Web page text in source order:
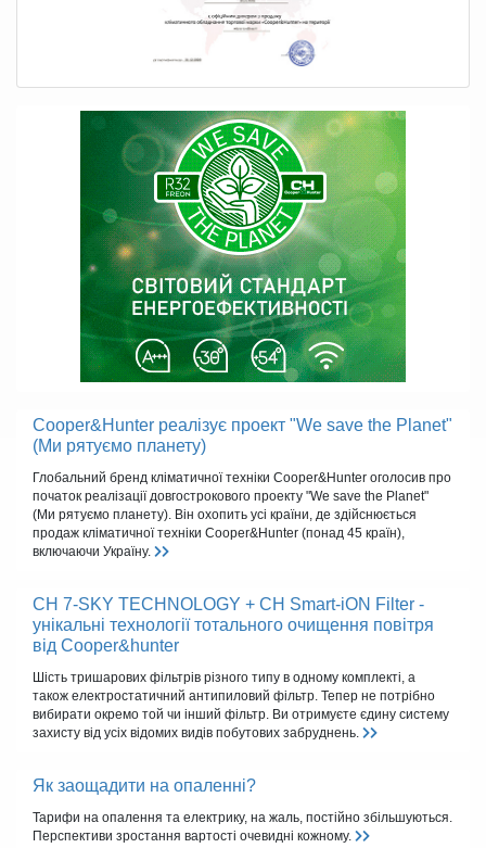
Cooper&Hunter реалізує проект "We save the Planet"
(Ми рятуємо планету)
Глобальний бренд кліматичної техніки Cooper&Hunter оголосив про
початок реалізації довгострокового проекту "We save the Planet"
(Ми рятуємо планету). Він охопить усі країни, де здійснюється
продаж кліматичної техніки Cooper&Hunter (понад 45 країн),
включаючи Україну.
CH 7-SKY TECHNOLOGY + CH Smart-iON Filter -
унікальні технології тотального очищення повітря
від Cooper&hunter
Шість тришарових фільтрів різного типу в одному комплекті, а
також електростатичний антипиловий фільтр. Тепер не потрібно
вибирати окремо той чи інший фільтр. Ви отримуєте єдину систему
захисту від усіх відомих видів побутових забруднень.
Як заощадити на опаленні?
Тарифи на опалення та електрику, на жаль, постійно збільшуються.
Перспективи зростання вартості очевидні кожному.